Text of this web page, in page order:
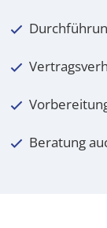
Beratung